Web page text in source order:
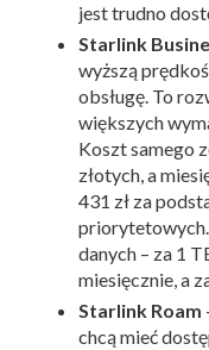
jest trudno
Starlink
wyższą
obsługę. To
większych
Koszt samego
złotych, a
431 zł za
danych – za 1
miesięcznie, a
Starlink Roam
chcą mieć